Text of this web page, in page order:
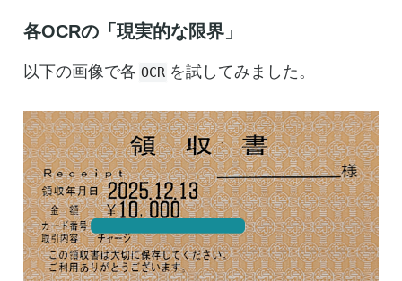
各OCRの「現実的な限界」
以下の画像で各 OCR を試してみました。